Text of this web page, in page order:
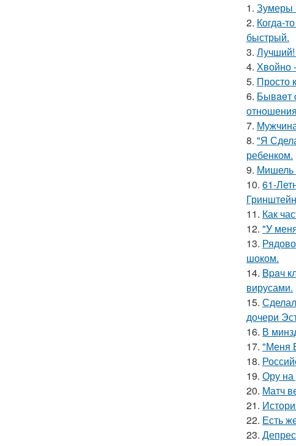
1. Зумеры
2. Когда-
быстрый.
3. Лучший!
4. Хвойно
5. Просто
6. Бывaeт
7.
8. "Я
ребенком.
9. Мишель
10. 61-
11. Как
12. "У
13.
шоком.
14. Bpaч
вирусами.
15.
дочери
16. В
17. "Меня
18.
19. Ору на
20. Матч
21.
22. Есть
23.